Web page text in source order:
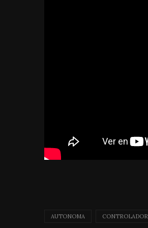
AUTONOMA CONTROLADOR